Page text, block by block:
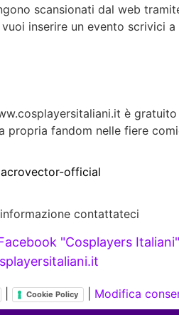
scansionati dal web
vuoi inserire un evento scrivici a
è
propria fandom nelle fiere
official
contattateci
"Cosplayers Italiani"
Cookie Policy Modifica